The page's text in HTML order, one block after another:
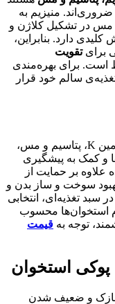
منیزیم به
مس در تشکیل کلاژن و
دارد. بنابراین،
برایتقویت
است. برای بهره‌مندی
سالم خود قرار
انجیر خشک، با دارا بودن ترکیباتی مانند ویتامین K، پتاسیم و مس،
و کمک به پیشگیری
بر حمایت از
سوخت و ساز بدن و
سبد تغذیه‌ای، انتخابی
استخوان‌ها محسوب
توجه به قیمت
استخوان
نازک و ضعیف شدن